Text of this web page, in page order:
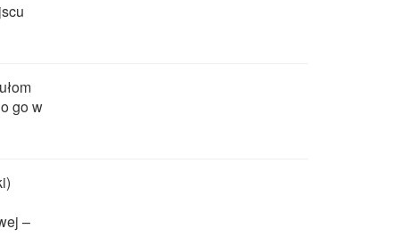
go w
–